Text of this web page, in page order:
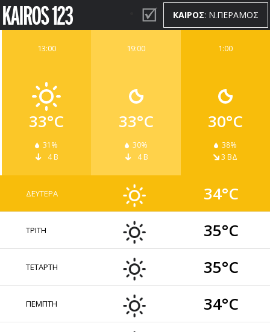
ΚΑΙΡΟΣ: Ν.ΠΕΡΑΜΟΣ
1:00
30°C
38%
3 ΒΔ
19:00
33°C
30%
4 Β
13:00
33°C
31%
4 Β
ΔΕΥΤΕΡΑ 34°C
ΤΡΙΤΗ 35°C
ΤΕΤΑΡΤΗ 35°C
ΠΕΜΠΤΗ 34°C